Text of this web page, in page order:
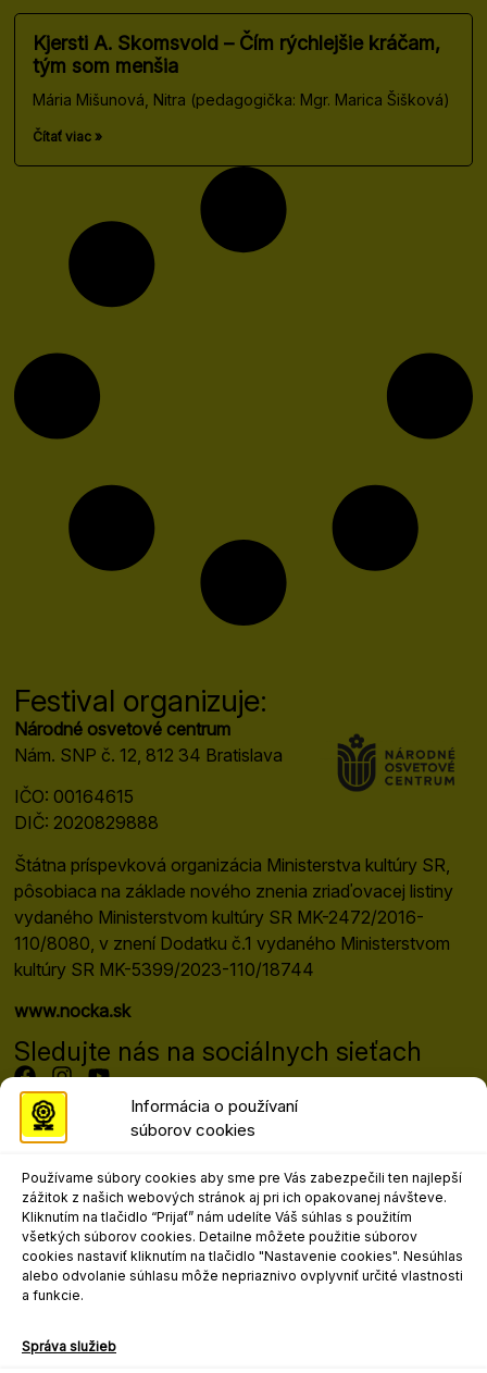
Informácia o používaní
súborov cookies
Používame súbory cookies aby sme pre Vás zabezpečili ten najlepší
zážitok z našich webových stránok aj pri ich opakovanej návšteve.
Kliknutím na tlačidlo “Prijať” nám udelíte Váš súhlas s použitím
všetkých súborov cookies. Detailne môžete použitie súborov
cookies nastaviť kliknutím na tlačidlo "Nastavenie cookies". Nesúhlas
alebo odvolanie súhlasu môže nepriaznivo ovplyvniť určité vlastnosti
a funkcie.
Správa služieb
Kjersti A. Skomsvold – Čím rýchlejšie kráčam,
tým som menšia
Mária Mišunová, Nitra (pedagogička: Mgr. Marica Šišková)
Čítať viac »
Festival organizuje:
Národné osvetové centrum
Nám. SNP č. 12, 812 34 Bratislava
IČO: 00164615
DIČ: 2020829888
Štátna príspevková organizácia Ministerstva kultúry SR,
pôsobiaca na základe nového znenia zriaďovacej listiny
vydaného Ministerstvom kultúry SR MK-2472/2016-
110/8080, v znení Dodatku č.1 vydaného Ministerstvom
kultúry SR MK-5399/2023-110/18744
www.nocka.sk
Sledujte nás na sociálnych sieťach
Programový riaditeľ festivalu
matej.mosko@nocka.sk
+421 908 303 617
Kontakt pre marketing, propagáciu a
médiá
ludovit.andrejo@nocka.sk
+421 2 204 71 240